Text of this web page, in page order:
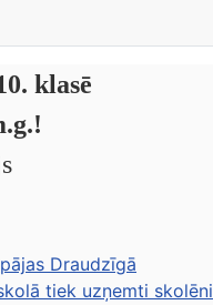
klasē
Draudzīgā
tiek uzņemti skolēni